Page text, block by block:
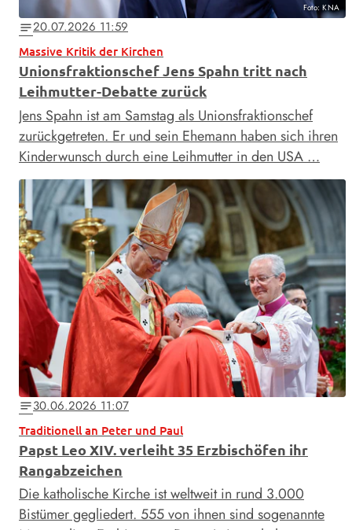
Foto: KNA
notes20.07.2026 11:59
Massive Kritik der Kirchen
Unionsfraktionschef Jens Spahn tritt nach
Leihmutter-Debatte zurück
Jens Spahn ist am Samstag als Unionsfraktionschef
zurückgetreten. Er und sein Ehemann haben sich ihren
Kinderwunsch durch eine Leihmutter in den USA …
notes30.06.2026 11:07
Traditionell an Peter und Paul
Papst Leo XIV. verleiht 35 Erzbischöfen ihr
Rangabzeichen
Die katholische Kirche ist weltweit in rund 3.000
Bistümer gegliedert. 555 von ihnen sind sogenannte